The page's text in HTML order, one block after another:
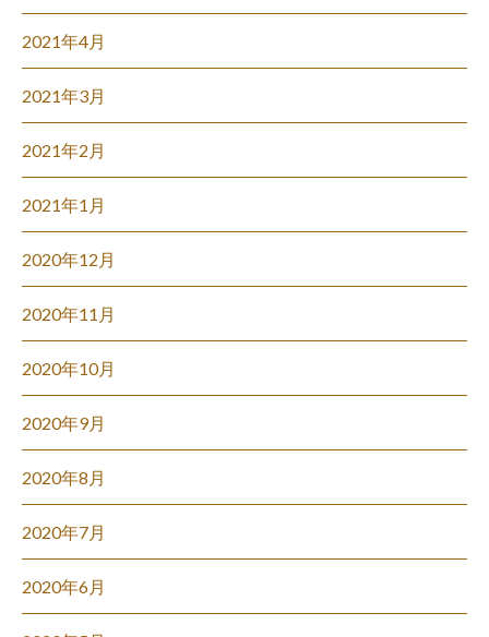
2021年4月
2021年3月
2021年2月
2021年1月
2020年12月
2020年11月
2020年10月
2020年9月
2020年8月
2020年7月
2020年6月